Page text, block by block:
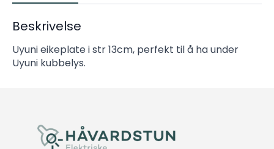
Beskrivelse
Uyuni eikeplate i str 13cm, perfekt til å ha under
Uyuni kubbelys.